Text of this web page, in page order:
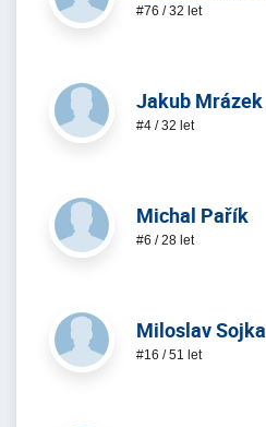
#76 / 32 let
Jakub Mrázek
#4 / 32 let
Michal Pařík
#6 / 28 let
Miloslav Sojka
#16 / 51 let